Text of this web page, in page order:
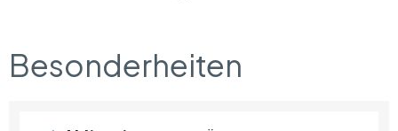
Besonderheiten